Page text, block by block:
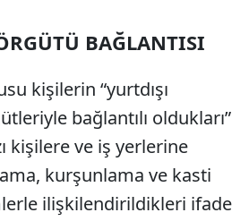
BAĞLANTISI
kişilerin “yurtdışı
bağlantılı oldukları”
kişilere ve iş yerlerine
kurşunlama ve kasti
ilişkilendirildikleri ifade